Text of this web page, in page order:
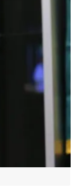
Câmara e pelo